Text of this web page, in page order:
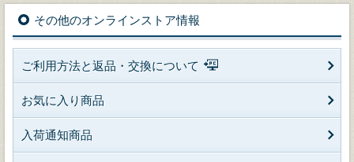
その他のオンラインストア情報
ご利用方法と返品・交換について
お気に入り商品
入荷通知商品